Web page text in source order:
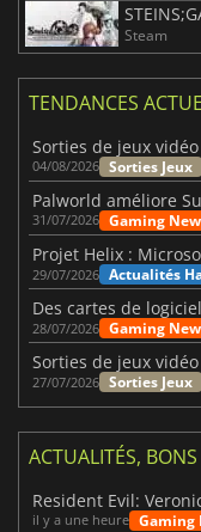
Steam
TENDANCES
04/08/2026 Sorties Jeux
Palworld améliore
31/07/2026 Gaming
Projet Helix :
29/07/2026 Actualités
28/07/2026 Gaming
27/07/2026 Sorties Jeux
ACTUALITÉS,
il y a une heure Gaming